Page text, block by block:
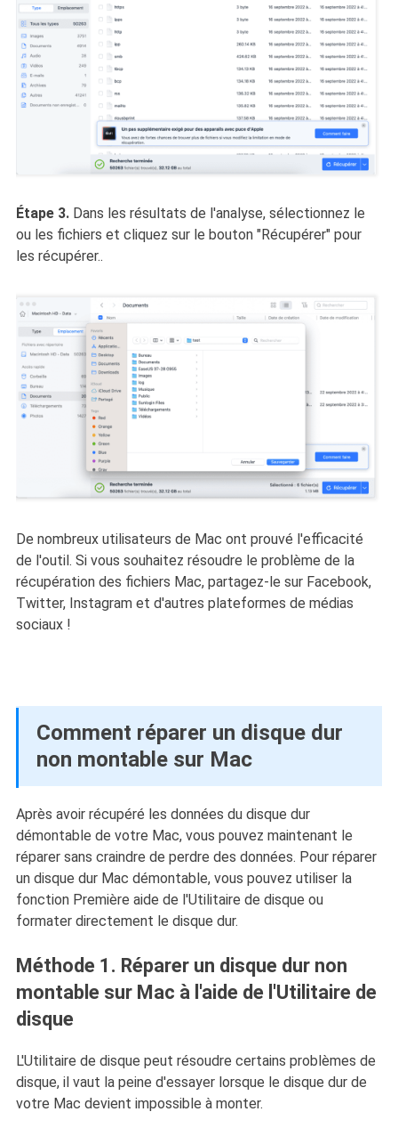
Étape 3. Dans les résultats de l'analyse, sélectionnez le
ou les fichiers et cliquez sur le bouton "Récupérer" pour
les récupérer..
De nombreux utilisateurs de Mac ont prouvé l'efficacité
de l'outil. Si vous souhaitez résoudre le problème de la
récupération des fichiers Mac, partagez-le sur Facebook,
Twitter, Instagram et d'autres plateformes de médias
sociaux !
Comment réparer un disque dur
non montable sur Mac
Après avoir récupéré les données du disque dur
démontable de votre Mac, vous pouvez maintenant le
réparer sans craindre de perdre des données. Pour réparer
un disque dur Mac démontable, vous pouvez utiliser la
fonction Première aide de l'Utilitaire de disque ou
formater directement le disque dur.
Méthode 1. Réparer un disque dur non
montable sur Mac à l'aide de l'Utilitaire de
disque
L'Utilitaire de disque peut résoudre certains problèmes de
disque, il vaut la peine d'essayer lorsque le disque dur de
votre Mac devient impossible à monter.